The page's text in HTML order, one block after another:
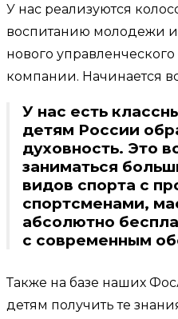
У нас реализуются
воспитанию молодежи
нового
компании. Начинается
У нас есть
детям России
духовность. Это
заниматься
видов спорта с
спортсменами,
абсолютно
с современным
Также на базе наших
детям получить те